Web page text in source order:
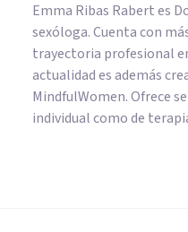
Emma Ribas Rabert es
sexóloga. Cuenta con
trayectoria profesional
actualidad es además
MindfulWomen. Ofrece
individual como de